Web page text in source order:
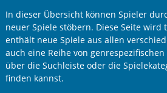
In dieser Übersicht können Spieler
neuer Spiele stöbern. Diese Seite
enthält neue Spiele aus allen
auch eine Reihe von
über die Suchleiste oder die
finden kannst.